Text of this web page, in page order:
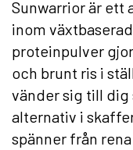
Sunwarrior är ett
inom
proteinpulver
och brunt ris i
vänder sig till dig
alternativ i
spänner från